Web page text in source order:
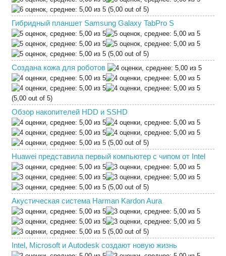
(5,00 out of 5)
Гибридный планшет Samsung Galaxy TabPro S
(5,00 out of 5)
Создана кожа для роботов
(5,00 out of 5)
Обзор накопителей HDD и SSHD
(5,00 out of 5)
Huawei представила первый компьютер с чипом от Intel
(5,00 out of 5)
Акустическая система Harman Kardon Aura
(5,00 out of 5)
Intel, Microsoft и Autodesk создают новую жизнь